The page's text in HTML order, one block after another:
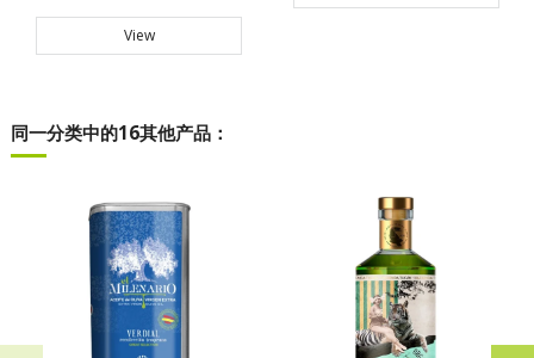
View
同一分类中的16其他产品：